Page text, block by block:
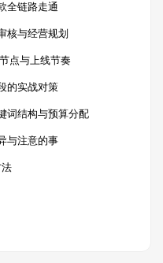
全链路走通
核与经营规划
点与上线节奏
的实战对策
词结构与预算分配
与注意的事